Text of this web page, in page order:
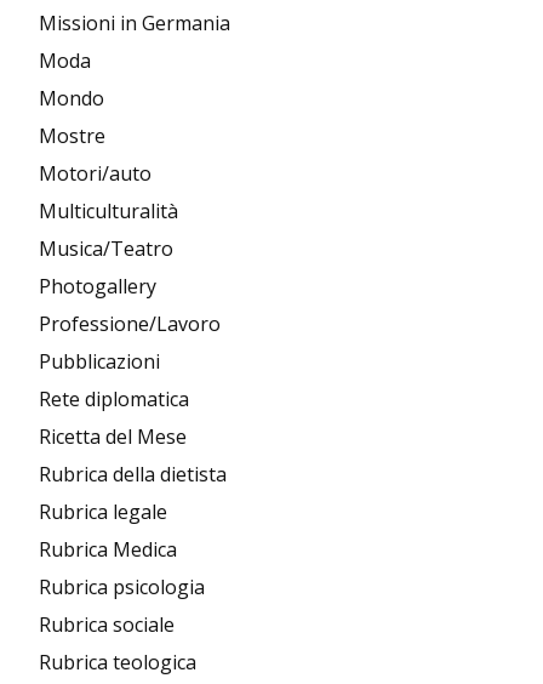
Missioni in Germania
Moda
Mondo
Mostre
Motori/auto
Multiculturalità
Musica/Teatro
Photogallery
Professione/Lavoro
Pubblicazioni
Rete diplomatica
Ricetta del Mese
Rubrica della dietista
Rubrica legale
Rubrica Medica
Rubrica psicologia
Rubrica sociale
Rubrica teologica